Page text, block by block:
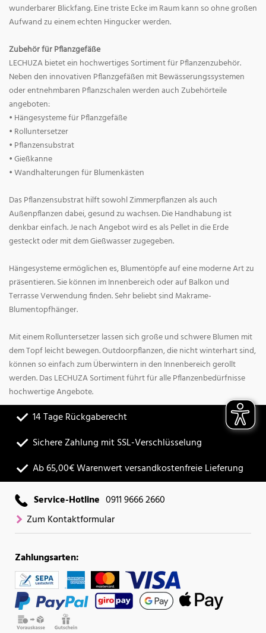
wunderbarer Blickfang. Eine triste Ecke im Raum kann so ohne großen
Aufwand zu einem echten Hingucker werden.
Zubehör für Pflanzgefäße
LECHUZA bietet ein hochwertiges Sortiment für Pflanzenzubehör.
Neben den innovativen Pflanzgefäßen mit Bewässerungssystemen
oder entnehmbaren Pflanzschalen werden auch Zubehörteile
angeboten:
• Hängesysteme für Pflanzgefäße
• Rolluntersetzer
• Pflanzensubstrat
• Gießkanne
• Wandhalterungen für Blumenkästen
Das Pflanzensubstrat hilft sowohl Zimmerpflanzen als auch
Außenpflanzen dabei, gesund zu wachsen. Die Handhabung ist
denkbar einfach. Je nach Angebot wird es als Pellet in die Erde
gesteckt oder mit dem Gießwasser zugegeben.
Hängesysteme ermöglichen es, Blumentöpfe auf eine moderne Art zu
präsentieren. Sie können im Innenbereich oder auf Balkon und
Terrasse Verwendung finden. Sehr beliebt sind Makrame-
Blumentopfhänger.
Mit einem Rolluntersetzer lassen sich große und schwere Blumen mit
dem Topf leicht bewegen. Outdoorpflanzen, die nicht winterhart sind,
können so einfach zum Überwintern in den Innenbereich gerollt
werden. Das LECHUZA Sortiment führt für alle Pflanzenbedürfnisse
hochwertige Angebote.
14 Tage Rückgaberecht
Sichere Zahlung mit SSL-Verschlüsselung
Ab 65,00€ Warenwert versandkostenfreie Lieferung
Service-Hotline 0911 9666 2660
Zum Kontaktformular
Zahlungsarten: